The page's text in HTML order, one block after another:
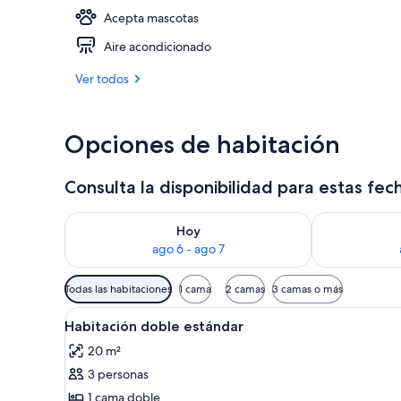
Acepta mascotas
Aire acondicionado
Ver todos
Opciones de habitación
Consulta la disponibilidad para estas
Hoy
ago 6 - ago 7
Consulta la disponibilidad para hoy ago 6 - ago 7
Consulta la
Filtros
disponibles
para
las
habitaciones
Todas las habitaciones 1 cama 2 camas 3 camas o más
Ver
todas
las
fotos
Habitación de hotel con una
11
Habitación doble estándar
20 m²
3 personas
1 cama doble